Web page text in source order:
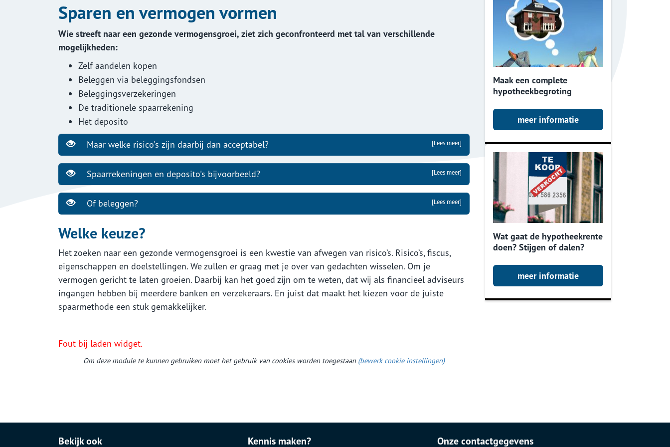
Zorgverzekering
Aanvraag caravanverzekering
En verder
Verzekeringskaarten
Sparen en vermogen vormen
Wie streeft naar een gezonde vermogensgroei, ziet zich geconfronteerd met tal van verschillende
mogelijkheden:
Zelf aandelen kopen
Beleggen via beleggingsfondsen
Beleggingsverzekeringen
De traditionele spaarrekening
Het deposito
Maar welke risico's zijn daarbij dan acceptabel?
[Lees meer]
Spaarrekeningen en deposito's bijvoorbeeld? [Lees meer]
Of beleggen? [Lees meer]
Welke keuze?
Het zoeken naar een gezonde vermogensgroei is een kwestie van afwegen van risico’s. Risico’s, fiscus,
eigenschappen en doelstellingen. We zullen er graag met je over van gedachten wisselen. Om je
vermogen gericht te laten groeien. Daarbij kan het goed zijn om te weten, dat wij als financieel adviseurs
ingangen hebben bij meerdere banken en verzekeraars. En juist dat maakt het kiezen voor de juiste
spaarmethode een stuk gemakkelijker.
Fout bij laden widget.
Om deze module te kunnen gebruiken moet het gebruik van cookies worden toegestaan (bewerk cookie instellingen)
Maak een complete
hypotheekbegroting
meer informatie
Wat gaat de hypotheekrente
doen? Stijgen of dalen?
meer informatie
Bekijk ook Kennis maken? Onze contactgegevens